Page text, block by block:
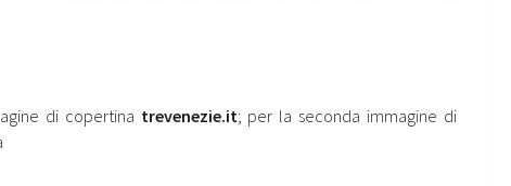
di copertina trevenezie.it; per la seconda immagine di